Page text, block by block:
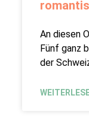
An diesen
Fünf ganz
der